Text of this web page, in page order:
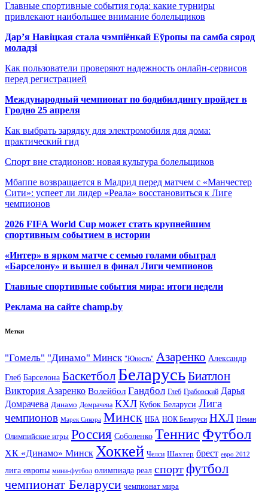
Главные спортивные события года: какие турниры
привлекают наибольшее внимание болельщиков
Дар’я Навіцкая стала чэмпіёнкай Еўропы па самба сярод
моладзі
Как пользователи проверяют надежность онлайн-сервисов
перед регистрацией
Международный чемпионат по бодибилдингу пройдет в
Гродно 25 апреля
Как выбрать зарядку для электромобиля для дома:
практический гид
Спорт вне стадионов: новая культура болельщиков
Мбаппе возвращается в Мадрид перед матчем с «Манчестер
Сити»: успеет ли лидер «Реала» восстановиться к Лиге
чемпионов
2026 FIFA World Cup может стать крупнейшим
спортивным событием в истории
«Интер» в ярком матче с семью голами обыграл
«Барселону» и вышел в финал Лиги чемпионов
Главные спортивные события мира: итоги недели
Реклама на сайте champ.by
Метки
"Гомель" "Динамо" Минск "Юность" Азаренко Александр
Глеб Барселона Баскетбол БеларусьБиатлон
Виктория Азаренко Волейбол Гандбол Глеб Грабовский Дарья
Домрачева Динамо Домрачева КХЛ Кубок Беларуси Лига
чемпионов Марек Сикора Минск НБА НОК Беларуси НХЛ Неман
Олимпийские игры Россия Соболенко Теннис Футбол
ХК «Динамо» Минск Хоккей Челси Шахтер брест евро 2012
лига европы мини-футбол олимпиада реал спортфутбол
чемпионат Беларуси чемпионат мира